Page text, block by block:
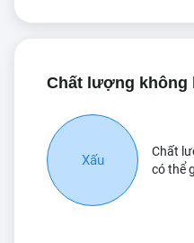
Chất lượng không
Xấu
Chất
có thể